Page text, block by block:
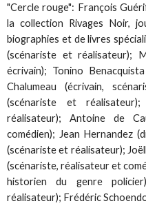
"Cercle rouge": François
la collection Rivages Noir,
biographies et de livres
(scénariste et réalisateur);
écrivain); Tonino
Chalumeau (écrivain,
(scénariste et
réalisateur); Antoine de
comédien); Jean Hernandez
(scénariste et réalisateur);
(scénariste, réalisateur et
historien du genre
réalisateur); Frédéric